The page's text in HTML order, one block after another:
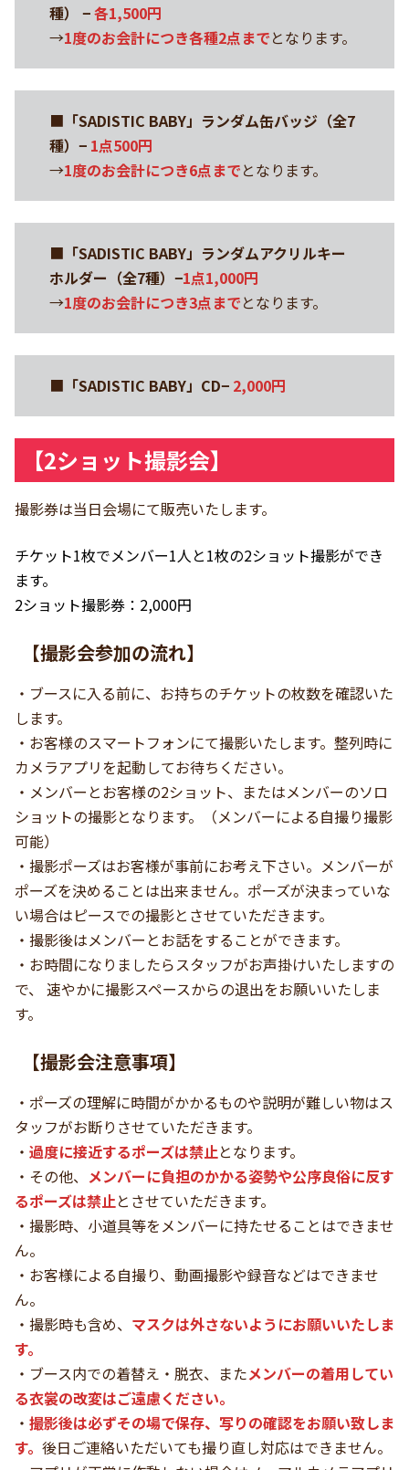
種） −各1,500円
→1度のお会計につき各種2点までとなります。
■ 「SADISTIC BABY」ランダム缶バッジ（全7
種）− 1点500円
→1度のお会計につき6点までとなります。
■ 「SADISTIC BABY」ランダムアクリルキー
ホルダー（全7種）−1点1,000円
→1度のお会計につき3点までとなります。
■ 「SADISTIC BABY」CD− 2,000円
【2ショット撮影会】
撮影券は当日会場にて販売いたします。
チケット1枚でメンバー1人と1枚の2ショット撮影ができ
ます。
2ショット撮影券：2,000円
【撮影会参加の流れ】
・ブースに入る前に、お持ちのチケットの枚数を確認いた
します。
・お客様のスマートフォンにて撮影いたします。整列時に
カメラアプリを起動してお待ちください。
・メンバーとお客様の2ショット、またはメンバーのソロ
ショットの撮影となります。（メンバーによる自撮り撮影
可能）
・撮影ポーズはお客様が事前にお考え下さい。メンバーが
ポーズを決めることは出来ません。ポーズが決まっていな
い場合はピースでの撮影とさせていただきます。
・撮影後はメンバーとお話をすることができます。
・お時間になりましたらスタッフがお声掛けいたしますの
で、 速やかに撮影スペースからの退出をお願いいたしま
す。
【撮影会注意事項】
・ポーズの理解に時間がかかるものや説明が難しい物はス
タッフがお断りさせていただきます。
・ 過度に接近するポーズは禁止となります。
・その他、 メンバーに負担のかかる姿勢や公序良俗に反す
るポーズは禁止とさせていただきます。
・撮影時、小道具等をメンバーに持たせることはできませ
ん。
・お客様による自撮り、動画撮影や録音などはできませ
ん。
・撮影時も含め、 マスクは外さないようにお願いいたしま
す。
・ブース内での着替え・脱衣、またメンバーの着用してい
る衣裳の改変はご遠慮ください。
・ 撮影後は必ずその場で保存、写りの確認をお願い致しま
す。 後日ご連絡いただいても撮り直し対応はできません。